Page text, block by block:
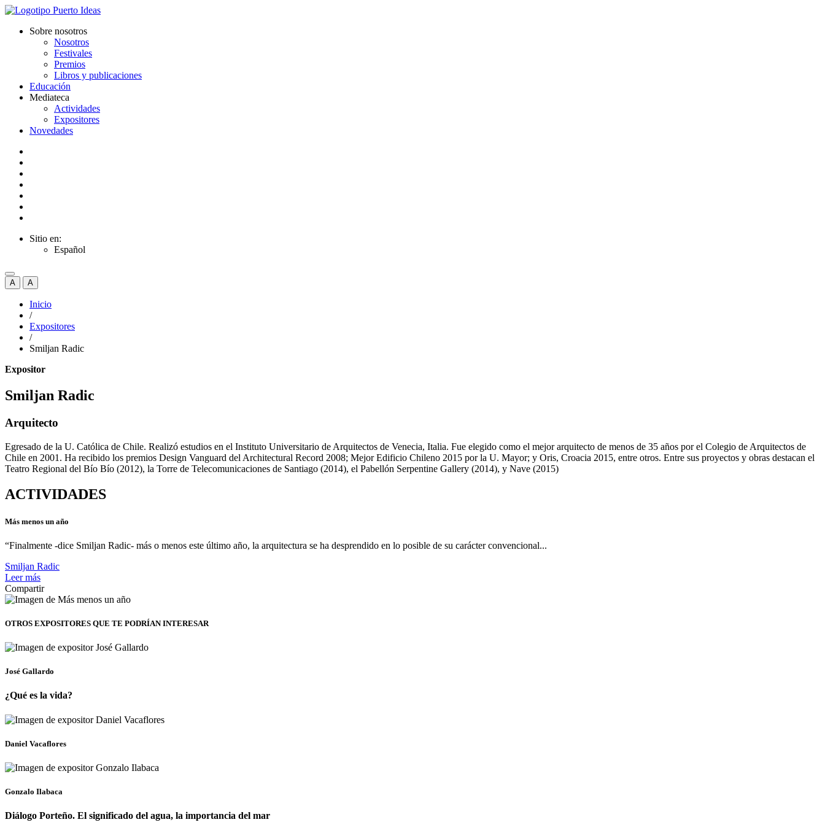
Sobre nosotros
Nosotros
Festivales
Premios
Libros y publicaciones
Educación
Mediateca
Actividades
Expositores
Novedades
Sitio en:
Español
A A
Inicio
/
Expositores
/
Smiljan Radic
Expositor
Smiljan Radic
Arquitecto
Egresado de la U. Católica de Chile. Realizó estudios en el Instituto Universitario de Arquitectos de Venecia, Italia. Fue elegido como el mejor arquitecto de menos de 35 años por el Colegio de Arquitectos de
Chile en 2001. Ha recibido los premios Design Vanguard del Architectural Record 2008; Mejor Edificio Chileno 2015 por la U. Mayor; y Oris, Croacia 2015, entre otros. Entre sus proyectos y obras destacan el
Teatro Regional del Bío Bío (2012), la Torre de Telecomunicaciones de Santiago (2014), el Pabellón Serpentine Gallery (2014), y Nave (2015)
ACTIVIDADES
Más menos un año
“Finalmente -dice Smiljan Radic- más o menos este último año, la arquitectura se ha desprendido en lo posible de su carácter convencional...
Smiljan Radic
Leer más
Compartir
OTROS EXPOSITORES QUE TE PODRÍAN INTERESAR
José Gallardo
¿Qué es la vida?
Daniel Vacaflores
Gonzalo Ilabaca
Diálogo Porteño. El significado del agua, la importancia del mar